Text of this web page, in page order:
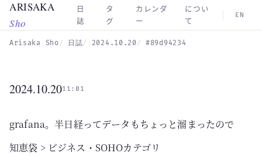
Skip to main content
ARISAKA
Sho
日
誌
タ
グ
カレンダ
ー
につい
て
EN
Arisaka Sho 日誌 2024.10.20 #89d94234
2024.10.2011:01
grafana。半日経ってデータもちょっと溜まったので
知恵袋 > ビジネス・SOHOカテゴリ